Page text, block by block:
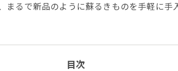
るで新品のように蘇るきものを手軽に手
目次